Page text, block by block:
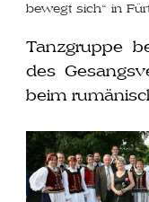
bewegt sich“ in
Tanzgruppe
des
beim